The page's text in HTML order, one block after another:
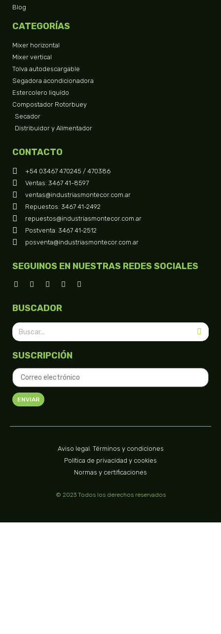
Blog
CATEGORÍAS
Mixer horizontal
Mixer vertical
Tolva autodescargable
Segadora acondicionadora
Estercolero liquído
Compostador Rotorbuey
Secador
Distribuidor y Alimentador
CONTACTO
+54 03467 470245 / 470386
Ventas: 3467 41-8597
ventas@industriasmontecor.com.ar
Repuestos: 3467 41-2492
repuestos@industriasmontecor.com.ar
Postventa: 3467 41-2512
posventa@industriasmontecor.com.ar
SEGUINOS EN NUESTRAS REDES SOCIALES
BUSCADOR
SUSCRIPCIÓN
ENVIAR
Aviso legal. Términos y condiciones
Política de privacidad y cookies
Normas y certificaciones
© 2023 Todos los derechos reservados